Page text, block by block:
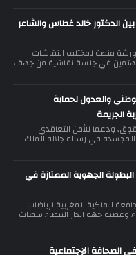
الدكتور خالد غطاس والشاعر
منصة لمختلف النقاشات
في جلسة نقاشية من جهة ،
والعدول لحماية
الجريمة
ودعما للأمن التعاقدي
المجسدة في رسالة جلالة الملك
البطولة الجهوية الممتازة في
الملكية المغربية لرياضات
وعصبة جهة الدار البيضاء سطات
الإجتماعية